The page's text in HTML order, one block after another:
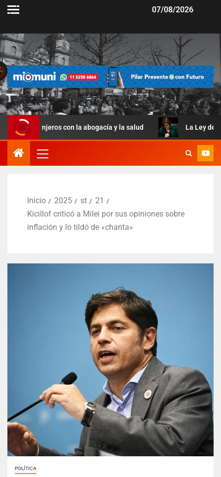
07/08/2026
con la abogacía y la salud La Ley de Manejo del
Inicio 2025 st
21
Kicillof criticó a Milei por sus opiniones sobre
inflación y lo tildó de «chanta»
POLÍTICA